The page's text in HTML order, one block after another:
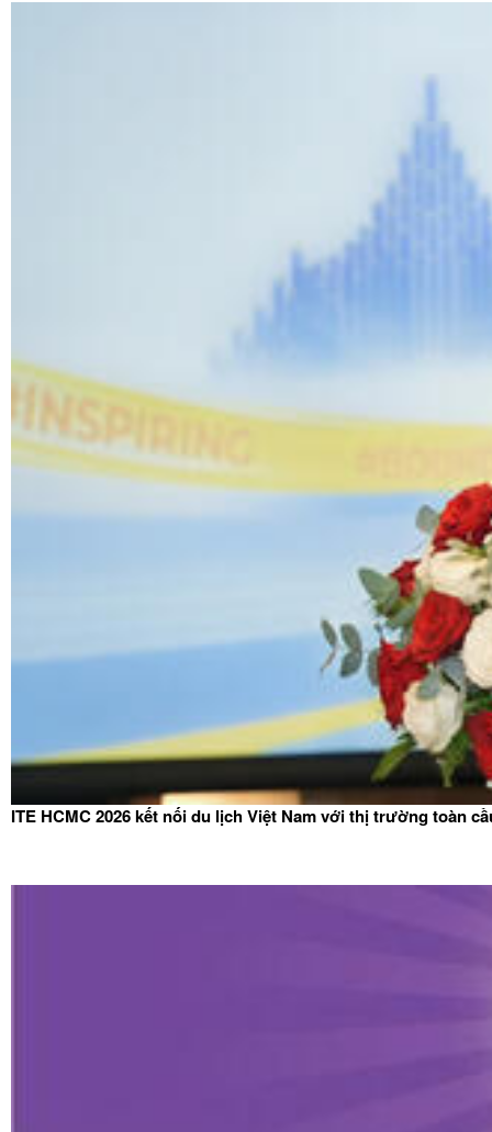
ITE HCMC 2026 kết nối du lịch Việt Nam với thị trường toàn